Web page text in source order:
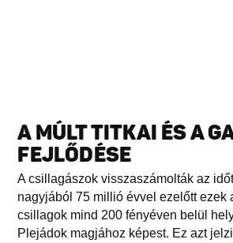
A MÚLT TITKAI ÉS A
FEJLŐDÉSE
A csillagászok visszaszámolták az
nagyjából 75 millió évvel ezelőtt ezek
csillagok mind 200 fényéven belül
Plejádok magjához képest. Ez azt